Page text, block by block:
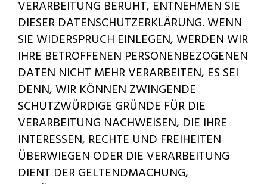
VERARBEITUNG BERUHT, ENTNEHMEN SIE
DIESER DATENSCHUTZERKLÄRUNG. WENN
SIE WIDERSPRUCH EINLEGEN, WERDEN WIR
IHRE BETROFFENEN PERSONENBEZOGENEN
DATEN NICHT MEHR VERARBEITEN, ES SEI
DENN, WIR KÖNNEN ZWINGENDE
SCHUTZWÜRDIGE GRÜNDE FÜR DIE
VERARBEITUNG NACHWEISEN, DIE IHRE
INTERESSEN, RECHTE UND FREIHEITEN
ÜBERWIEGEN ODER DIE VERARBEITUNG
DIENT DER GELTENDMACHUNG,